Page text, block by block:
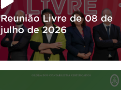
Reunião Livre de 08 de
julho de 2026